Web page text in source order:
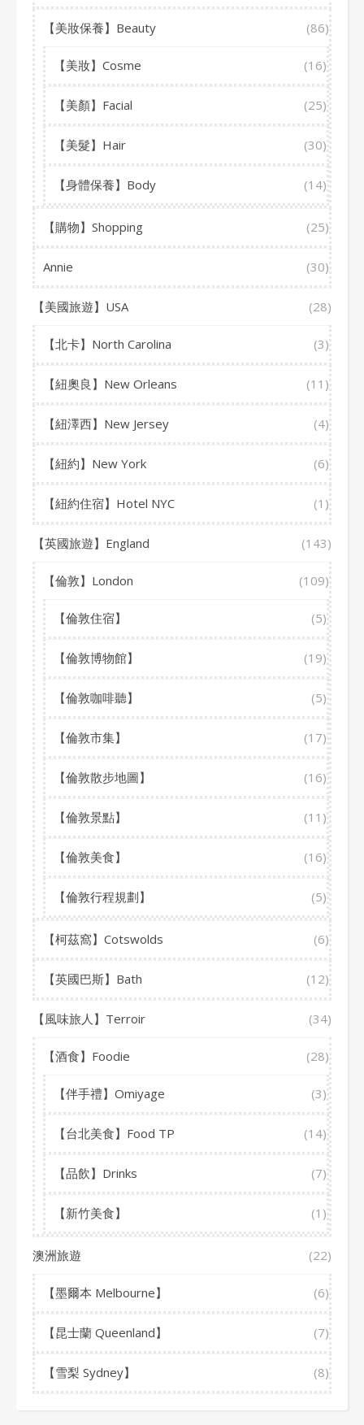
【美妝保養】Beauty (86)
【美妝】Cosme (16)
【美顏】Facial (25)
【美髮】Hair (30)
【身體保養】Body (14)
【購物】Shopping (25)
Annie (30)
【美國旅遊】USA (28)
【北卡】North Carolina (3)
【紐奧良】New Orleans (11)
【紐澤西】New Jersey (4)
【紐約】New York (6)
【紐約住宿】Hotel NYC (1)
【英國旅遊】England (143)
【倫敦】London (109)
【倫敦住宿】 (5)
【倫敦博物館】 (19)
【倫敦咖啡聽】 (5)
【倫敦市集】 (17)
【倫敦散步地圖】 (16)
【倫敦景點】 (11)
【倫敦美食】 (16)
【倫敦行程規劃】 (5)
【柯茲窩】Cotswolds (6)
【英國巴斯】Bath (12)
【風味旅人】Terroir (34)
【酒食】Foodie (28)
【伴手禮】Omiyage (3)
【台北美食】Food TP (14)
【品飲】Drinks (7)
【新竹美食】 (1)
澳洲旅遊 (22)
【墨爾本 Melbourne】 (6)
【昆士蘭 Queenland】 (7)
【雪梨 Sydney】 (8)